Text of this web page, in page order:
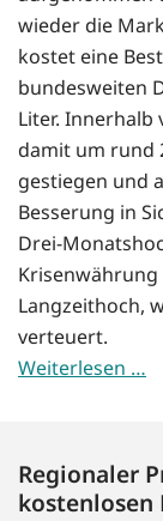
wieder die
kostet eine
bundesweiten
Liter. Innerhalb
damit um rund
gestiegen und
Besserung in
Drei-
Langzeithoch,
verteuert.
Weiterlesen …
Regionaler
kostenlosen